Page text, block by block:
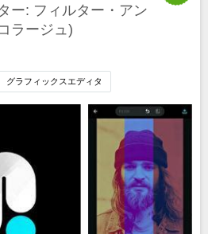
ー: フィルター・アン
ラージュ)
グラフィックスエディタ